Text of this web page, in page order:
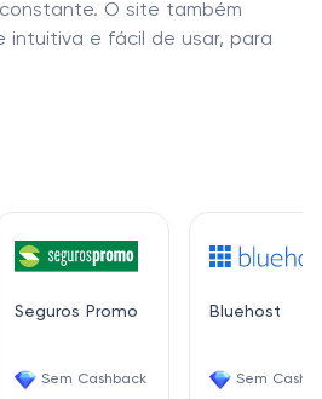
O site também
intuitiva e fácil de usar, para
Seguros Promo
Sem Cashback
Bluehost
Sem